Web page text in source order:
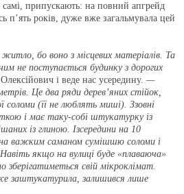
самі, припускають: на повний апгрейд
п’ять років, дуже вже загальмувала цей
бо воно з місцевих матеріалів. Та
не поступається будинку з дорогих
і веде нас усередину. —
Це два ряди дерев’яних стійок,
(її не люблять миші). Ззовні
і має таку-собі штукатурку із
із глиною. Ізсередини на 10
важким саманом сумішшю соломи і
якщо на вулиці буде «плаваюча»
свій мікроклімат.
заштукатурила, залишився лише